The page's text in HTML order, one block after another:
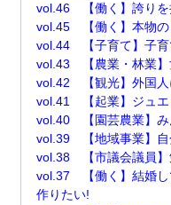
vol.46 【働く】誇りを
vol.45 【働く】本物の
vol.44 【子育て】子育
vol.43 【農業・林業】
vol.42 【観光】外国人
vol.41 【起業】ジュエ
vol.40 【園芸農業】み
vol.39 【地域事業】自
vol.38 【市議会議員】
vol.37 【働く】結婚し
作りたい!